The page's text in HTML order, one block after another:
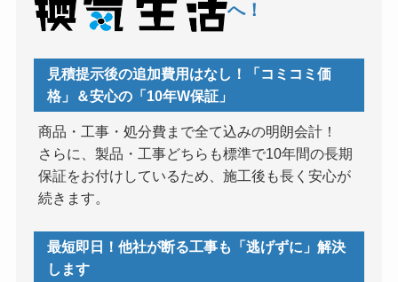
へ！
見積提示後の追加費用はなし！「コミコミ価
格」＆安心の「10年W保証」
商品・工事・処分費まで全て込みの明朗会計！
さらに、製品・工事どちらも標準で10年間の長期
保証をお付けしているため、施工後も長く安心が
続きます。
最短即日！他社が断る工事も「逃げずに」解決
します